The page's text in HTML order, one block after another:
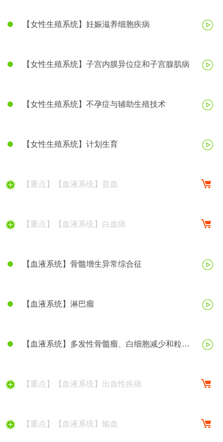
【女性生殖系统】妊娠滋养细胞疾病
【女性生殖系统】子宫内膜异位症和子宫腺肌病
【女性生殖系统】不孕症与辅助生殖技术
【女性生殖系统】计划生育
【重点】【血液系统】贫血
【重点】【血液系统】白血病
【血液系统】骨髓增生异常综合征
【血液系统】淋巴瘤
【血液系统】多发性骨髓瘤、白细胞减少和粒细
【重点】【血液系统】出血性疾病
【重点】【血液系统】输血